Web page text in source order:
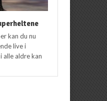
kan du nu
live i
alle aldre kan